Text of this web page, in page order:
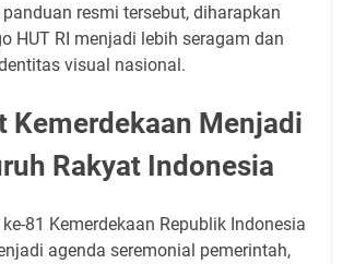
resmi tersebut, diharapkan
HUT RI menjadi lebih seragam dan
visual nasional.
Kemerdekaan Menjadi
Rakyat Indonesia
81 Kemerdekaan Republik Indonesia
agenda seremonial pemerintah,